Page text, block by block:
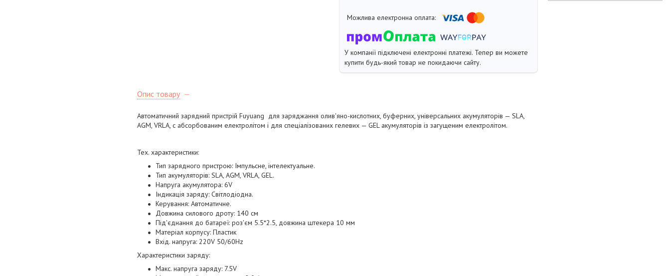
У компанії підключені електронні платежі. Тепер ви можете
купити будь-який товар не покидаючи сайту.
Опис товару
Автоматичний зарядний пристрій Fuyuang для заряджання олив'яно-кислотних, буферних, універсальних акумуляторів — SLA,
AGM, VRLA, с абсорбованим електролітом і для спеціалізованих гелевих — GEL акумуляторів із загущеним електролітом.
Тех. характеристики:
Тип зарядного пристрою: Імпульсне, інтелектуальне.
Тип акумуляторів: SLA, AGM, VRLA, GEL.
Напруга акумулятора: 6V
Індикація заряду: Світлодіодна.
Керування: Автоматичне.
Довжина силового дроту: 140 см
Під'єднання до батареї: роз'єм 5.5*2.5, довжина штекера 10 мм
Матеріал корпусу: Пластик
Вхід. напруга: 220V 50/60Hz
Характеристики заряду:
Макс. напруга заряду: 7.5V